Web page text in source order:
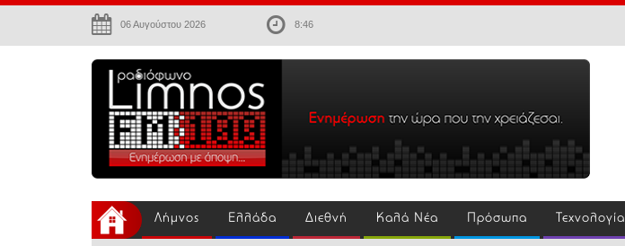
06 Αυγούστου 2026 8:46
Λήμνος Ελλάδα Διεθνή Καλά Νέα Πρόσωπα Τεχνολογία